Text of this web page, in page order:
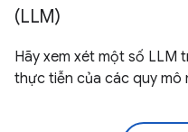
(LLM)
Hãy xem xét một số LLM
thực tiễn của các quy mô